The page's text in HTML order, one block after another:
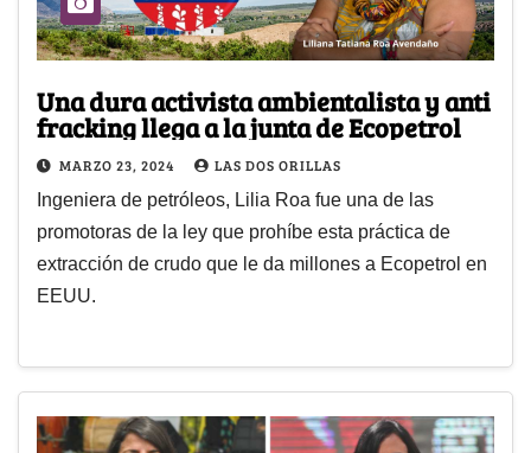
Una dura activista ambientalista y anti
fracking llega a la junta de Ecopetrol
MARZO 23, 2024 LAS DOS ORILLAS
Ingeniera de petróleos, Lilia Roa fue una de las
promotoras de la ley que prohíbe esta práctica de
extracción de crudo que le da millones a Ecopetrol en
EEUU.